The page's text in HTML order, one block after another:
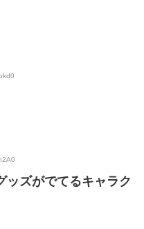
ッズがでてるキャラク